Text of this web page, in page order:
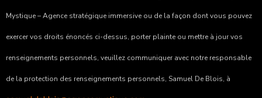
Mystique – Agence stratégique immersive ou de la façon dont vous pouvez
exercer vos droits énoncés ci-dessus, porter plainte ou mettre à jour vos
renseignements personnels, veuillez communiquer avec notre responsable
de la protection des renseignements personnels, Samuel De Blois, à